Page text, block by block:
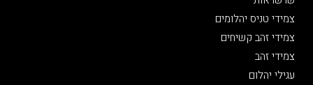
צמידי טניס יהלומים
צמידי זהב קשיחים
צמידי זהב
עגילי יהלום